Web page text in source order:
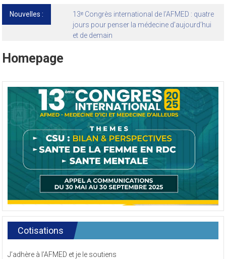
Nouvelles :
13ᵉ Congrès international de l’AFMED : quatre
jours pour penser la médecine d’aujourd’hui
et de demain
Homepage
Cotisations
J’adhère à l’AFMED et je le soutiens